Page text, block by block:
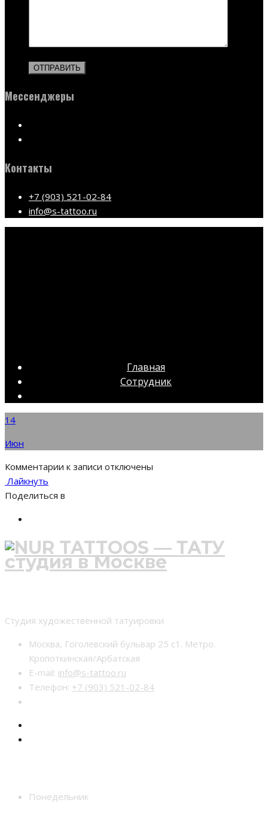
Мессенджеры
Контакты
+7 (903) 521-02-84
info@s-tattoo.ru
Главная
Сотрудник
14
Июн
Комментарии к записи отключены
Лайкнуть
Поделиться в
Студия художественной татуировки
Москва, Гоголевский бульвар 25 с1. Метро.
Кропоткинская/Арбатская
E-mail: info@s-tattoo.ru
Телефон: +7 (903) 521-02-84
Понедельник